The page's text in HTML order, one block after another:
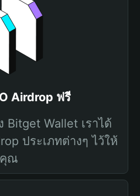
Airdrop ฟรี
Bitget Wallet เราได้
ประเภทต่างๆ ไว้ให้
คุณ